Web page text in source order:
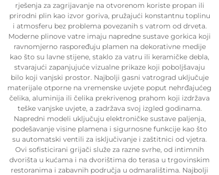
rješenja za zagrijavanje na otvorenom koriste propan ili
prirodni plin kao izvor goriva, pružajući konstantnu toplinu
i atmosferu bez problema povezanih s vatrom od drveta.
Moderne plinove vatre imaju napredne sustave gorkica koji
ravnomjerno raspoređuju plamen na dekorativne medije
kao što su lavne stijene, staklo za vatru ili keramičke debla,
stvarajući zapanjujuće vizualne prikaze koji poboljšavaju
bilo koji vanjski prostor. Najbolji gasni vatrograd uključuje
materijale otporne na vremenske uvjete poput nehrđajućeg
čelika, aluminija ili čelika prekrivenog prahom koji izdržava
teške vanjske uvjete, a zadržava svoj izgled godinama.
Napredni modeli uključuju elektroničke sustave paljenja,
podešavanje visine plamena i sigurnosne funkcije kao što
su automatski ventili za isključivanje i zaštitnici od vjetra.
Ovi sofisticirani grijači služe za razne svrhe, od intimnih
dvorišta u kućama i na dvorištima do terasa u trgovinskim
restoranima i zabavnih područja u odmaralištima. Najbolji